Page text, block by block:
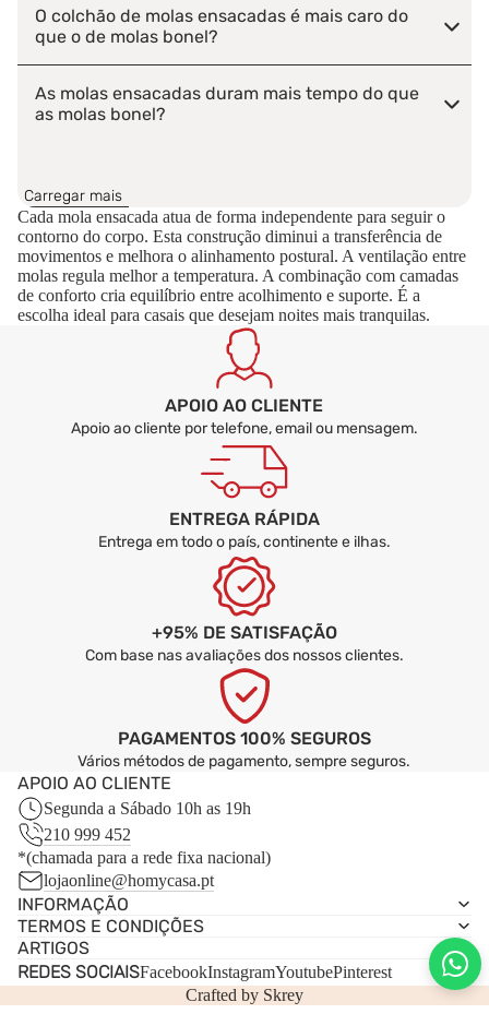
O colchão de molas ensacadas é mais caro do
que o de molas bonel?
As molas ensacadas duram mais tempo do que
as molas bonel?
camadas de viscoelástico?
As molas ensacadas fazem ruído?
Carregar mais
Cada mola ensacada atua de forma independente para seguir o
contorno do corpo. Esta construção diminui a transferência de
movimentos e melhora o alinhamento postural. A ventilação entre
molas regula melhor a temperatura. A combinação com camadas
de conforto cria equilíbrio entre acolhimento e suporte. É a
escolha ideal para casais que desejam noites mais tranquilas.
APOIO AO CLIENTE
Apoio ao cliente por telefone, email ou mensagem.
ENTREGA RÁPIDA
Entrega em todo o país, continente e ilhas.
+95% DE SATISFAÇÃO
Com base nas avaliações dos nossos clientes.
PAGAMENTOS 100% SEGUROS
Vários métodos de pagamento, sempre seguros.
APOIO AO CLIENTE
Segunda a Sábado 10h as 19h
210 999 452
*(chamada para a rede fixa nacional)
lojaonline@homycasa.pt
INFORMAÇÃO
TERMOS E CONDIÇÕES
ARTIGOS
REDES SOCIAISFacebookInstagramYoutubePinterest
Crafted by Skrey